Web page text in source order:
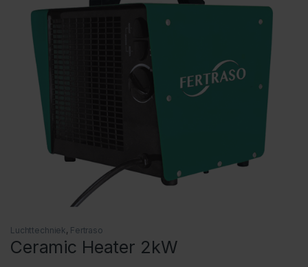
Luchttechniek, Fertraso
Ceramic Heater 2kW